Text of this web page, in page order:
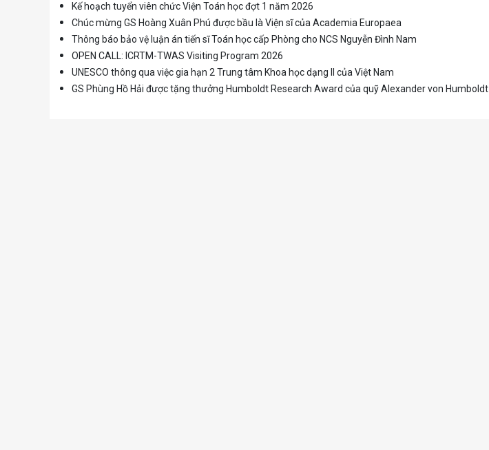
Kế hoạch tuyển viên chức Viện Toán học đợt 1 năm 2026
Chúc mừng GS Hoàng Xuân Phú được bầu là Viện sĩ của Academia Europaea
Thông báo bảo vệ luận án tiến sĩ Toán học cấp Phòng cho NCS Nguyễn Đình Nam
OPEN CALL: ICRTM-TWAS Visiting Program 2026
UNESCO thông qua việc gia hạn 2 Trung tâm Khoa học dạng II của Việt Nam
GS Phùng Hồ Hải được tặng thưởng Humboldt Research Award của quỹ Alexander von Humboldt